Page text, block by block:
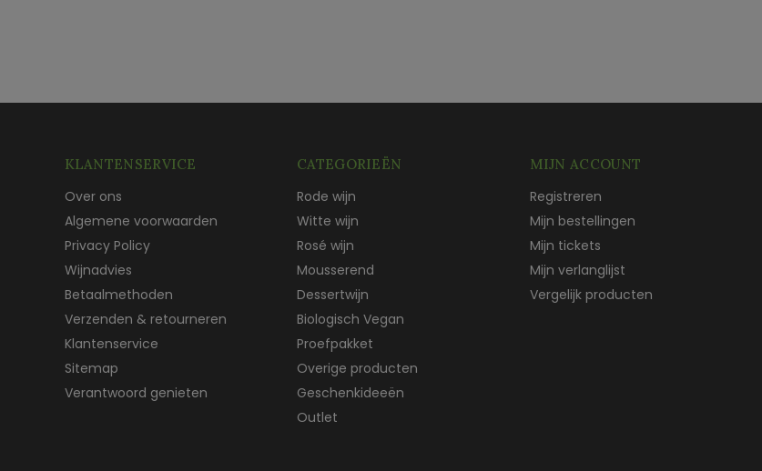
KLANTENSERVICE
Over ons
Algemene voorwaarden
Privacy Policy
Wijnadvies
Betaalmethoden
Verzenden & retourneren
Klantenservice
Sitemap
Verantwoord genieten
CATEGORIEËN
Rode wijn
Witte wijn
Rosé wijn
Mousserend
Dessertwijn
Biologisch Vegan
Proefpakket
Overige producten
Geschenkideeën
Outlet
MIJN ACCOUNT
Registreren
Mijn bestellingen
Mijn tickets
Mijn verlanglijst
Vergelijk producten